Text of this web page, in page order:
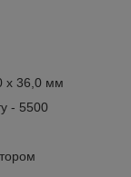
х 36,0 мм
- 5500